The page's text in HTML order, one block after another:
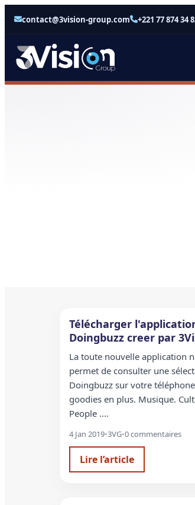
contact@3vision-group.com +221 77 874 34
Télécharger
Doingbuzz creer par
La toute nouvelle application
permet de consulter une
Doingbuzz sur votre
goodies en plus. Musique.
People .…
4 Jan 2019•3VG•0 commentaires
Lire l’article